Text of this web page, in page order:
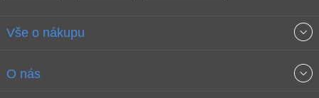
Vše o nákupu
Obchodní podmínky
O nás